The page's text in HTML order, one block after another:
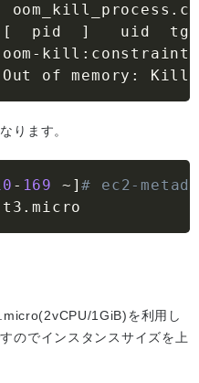
oom_kill_process
.
[
  pid
]
oom - kill : constraint
Out of memory :
ります。
- 169 ~ ]# ec2-
t3 .micro
1GiB)を利用し
のでインスタンスサイズを上